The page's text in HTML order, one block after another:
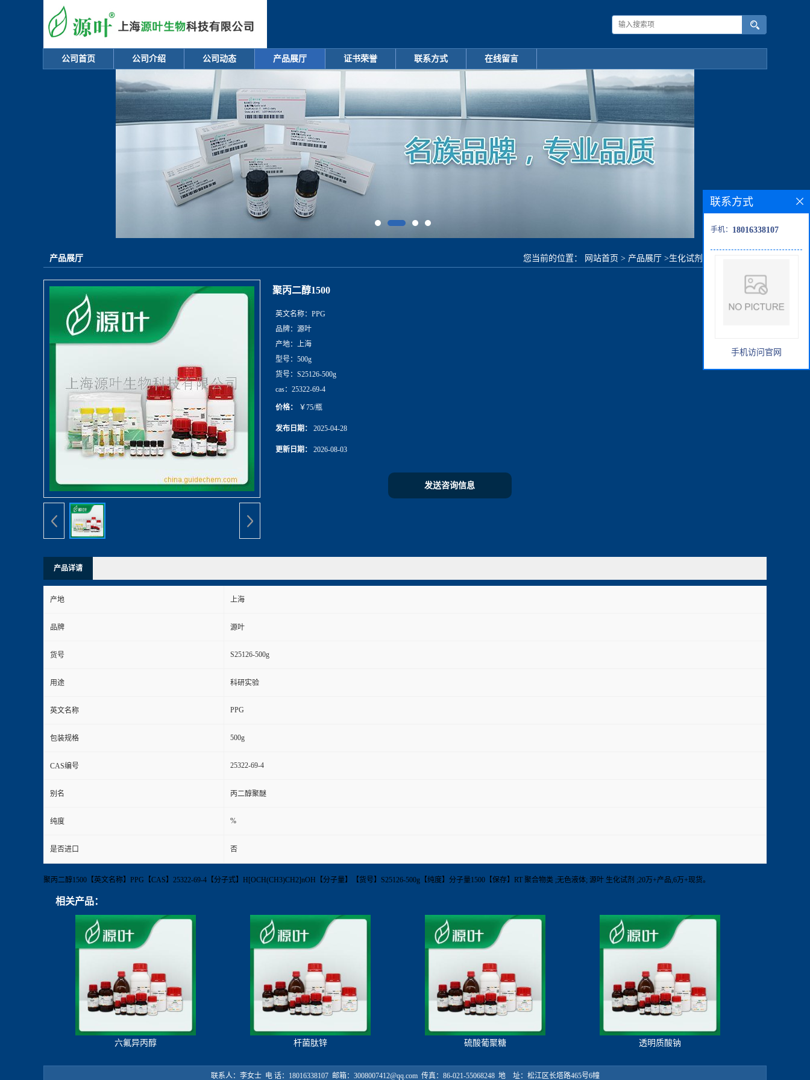
公司首页 公司介绍 公司动态 产品展厅 证书荣誉 联系方式 在线留言
产品展厅 您当前的位置： 网站首页 > 产品展厅 >生化试剂
聚丙二醇1500
英文名称： PPG
品牌： 源叶
产地： 上海
型号： 500g
货号： S25126-500g
cas： 25322-69-4
价格： ￥75/瓶
发布日期： 2025-04-28
更新日期： 2026-08-03
发送咨询信息
产品详请
产地 上海
品牌 源叶
货号 S25126-500g
用途 科研实验
英文名称 PPG
包装规格 500g
CAS编号 25322-69-4
别名 丙二醇聚醚
纯度 %
是否进口 否
聚丙二醇1500【英文名称】PPG【CAS】25322-69-4【分子式】H[OCH(CH3)CH2]nOH【分子量】【货号】S25126-500g【纯度】分子量1500【保存】RT 聚合物类 ;无色液体; 源叶 生化试剂 ;20万+产品,6万+现货。
相关产品：
六氟异丙醇 杆菌肽锌 硫酸葡聚糖 透明质酸钠
联系方式
手机： 18016338107
手机访问官网
联系人：李女士 电 话：18016338107 邮箱：3008007412@qq.com 传真：86-021-55068248 地 址：松江区长塔路465号6幢